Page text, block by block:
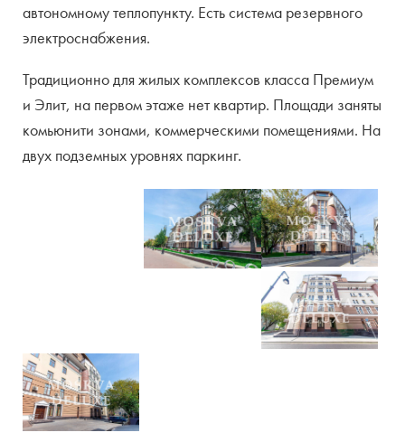
автономному теплопункту. Есть система резервного
электроснабжения.
Традиционно для жилых комплексов класса Премиум
и Элит, на первом этаже нет квартир. Площади заняты
комьюнити зонами, коммерческими помещениями. На
двух подземных уровнях паркинг.